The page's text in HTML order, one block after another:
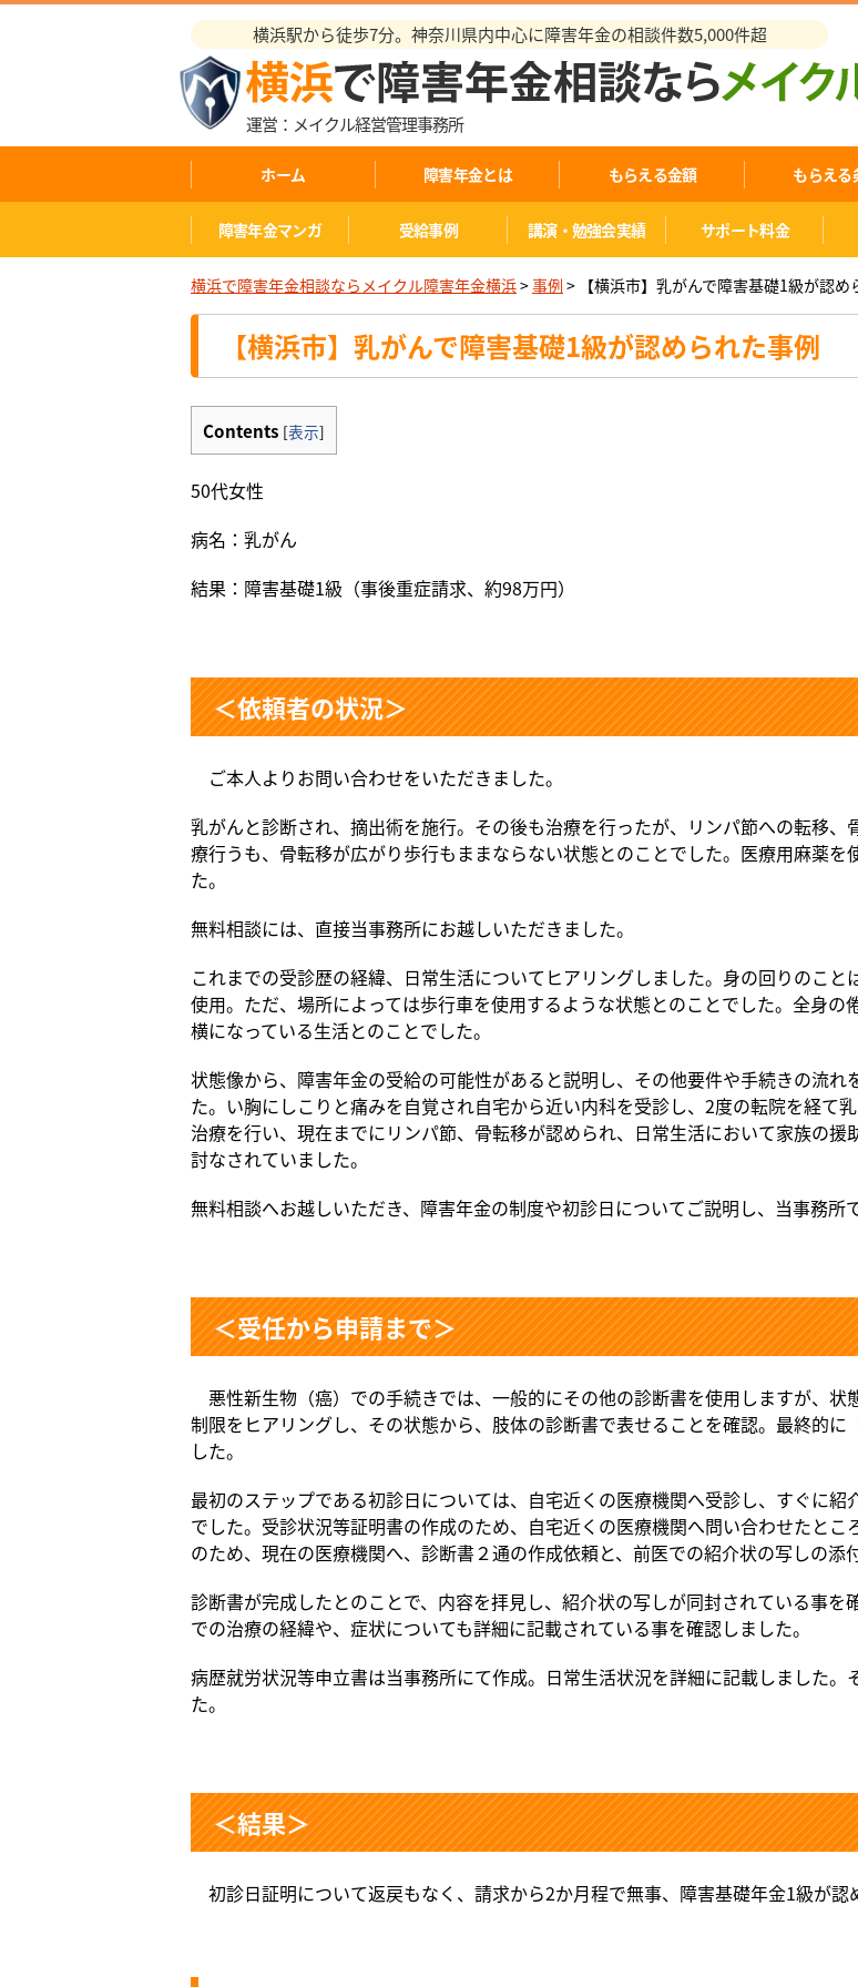
横浜駅から徒歩7分。神奈川県内中心に障害年金の相談件数5,000件超
運営：メイクル経営管理事務所
ホーム 障害年金とは もらえる金額 もらえる
障害年金マンガ 受給事例 講演・勉強会実績 サポート料金
横浜で障害年金相談ならメイクル障害年金横浜>事例 > 【横浜市】乳がんで障害基礎1級が認め
【横浜市】乳がんで障害基礎1級が認められた事例
Contents [表示]
50代女性
病名：乳がん
結果：障害基礎1級（事後重症請求、約98万円）
＜依頼者の状況＞
ご本人よりお問い合わせをいただきました。
乳がんと診断され、摘出術を施行。その後も治療を行ったが、リンパ節への転移
療行うも、骨転移が広がり歩行もままならない状態とのことでした。医療用麻薬
た。
無料相談には、直接当事務所にお越しいただきました。
これまでの受診歴の経緯、日常生活についてヒアリングしました。身の回りのこ
使用。ただ、場所によっては歩行車を使用するような状態とのことでした。全身
横になっている生活とのことでした。
状態像から、障害年金の受給の可能性があると説明し、その他要件や手続きの流
た。い胸にしこりと痛みを自覚され自宅から近い内科を受診し、2度の転院を経て
治療を行い、現在までにリンパ節、骨転移が認められ、日常生活において家族の
討なされていました。
無料相談へお越しいただき、障害年金の制度や初診日についてご説明し、当事務所
＜受任から申請まで＞
悪性新生物（癌）での手続きでは、一般的にその他の診断書を使用しますが、
制限をヒアリングし、その状態から、肢体の診断書で表せることを確認。最終的
した。
最初のステップである初診日については、自宅近くの医療機関へ受診し、すぐに
でした。受診状況等証明書の作成のため、自宅近くの医療機関へ問い合わせたと
のため、現在の医療機関へ、診断書２通の作成依頼と、前医での紹介状の写しの添
診断書が完成したとのことで、内容を拝見し、紹介状の写しが同封されている事
での治療の経緯や、症状についても詳細に記載されている事を確認しました。
病歴就労状況等申立書は当事務所にて作成。日常生活状況を詳細に記載しました
た。
＜結果＞
初診日証明について返戻もなく、請求から2か月程で無事、障害基礎年金1級が認